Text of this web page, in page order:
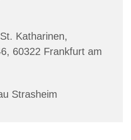
Katharinen,
60322 Frankfurt am
Strasheim